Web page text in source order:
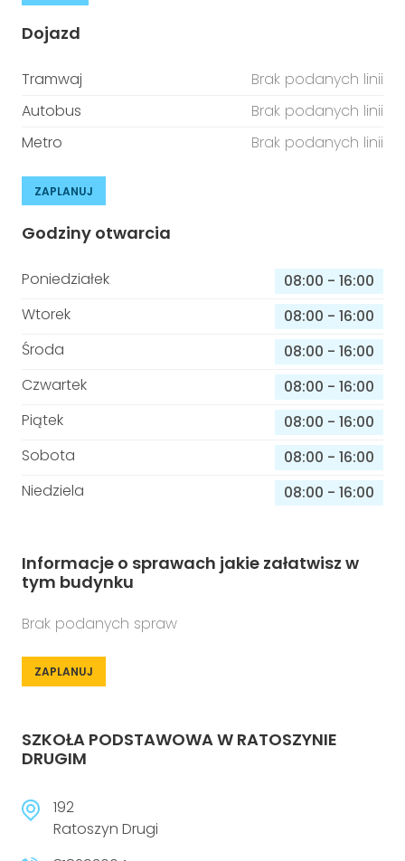
Dojazd
Tramwaj
Brak podanych linii
Autobus
Brak podanych linii
Metro
Brak podanych linii
ZAPLANUJ
Godziny otwarcia
Poniedziałek 08:00 - 16:00
Wtorek
08:00 - 16:00
Środa
08:00 - 16:00
Czwartek
08:00 - 16:00
Piątek
08:00 - 16:00
Sobota
08:00 - 16:00
Niedziela
08:00 - 16:00
Informacje o sprawach jakie załatwisz w
tym budynku
Brak podanych spraw
ZAPLANUJ
SZKOŁA PODSTAWOWA W RATOSZYNIE
DRUGIM
192
Ratoszyn Drugi